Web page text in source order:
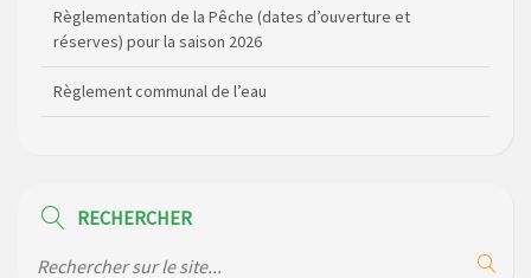
Règlementation de la Pêche (dates d’ouverture et
réserves) pour la saison 2026
Règlement communal de l’eau
de la gendarmerie
RECHERCHER